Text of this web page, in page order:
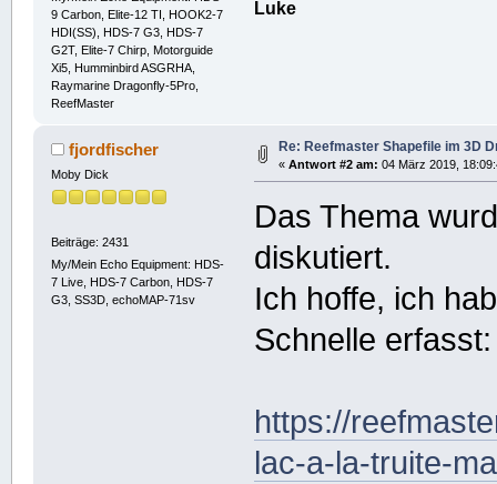
9 Carbon, Elite-12 TI, HOOK2-7
HDI(SS), HDS-7 G3, HDS-7
G2T, Elite-7 Chirp, Motorguide
Xi5, Humminbird ASGRHA,
Raymarine Dragonfly-5Pro,
ReefMaster
Luke
fjordfischer
Moby Dick
Beiträge: 2431
My/Mein Echo Equipment: HDS-
7 Live, HDS-7 Carbon, HDS-7
G3, SS3D, echoMAP-71sv
Re: Reefmaster Shapefile im 3D
« Antwort #2 am: 04 März 2019,
Das Thema
diskutiert.
Ich hoffe, ich
Schnelle erfasst:
https://
lac-a-la-truite-